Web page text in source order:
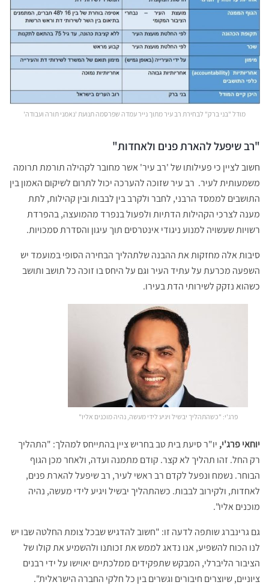
מודל "בני ברק" לבחירת רב עיר מתוך נייר עמדה שפרסמה תנועת 'נאמני תורה ועבודה'
"רב שיפעל להארת פנים ולאחדות"
חשוב לציין כי פעילותו של 'רב עיר' אשר מחובר לקהילה תורמת תרומה
משמעותית לעיר. רב עיר שזוכה להערכה יכול לתרום לשיקום האמון בין
התושבים לממסד הרבני, לחבר ולקרב בין לבבות ובין קהילות, לתת
מענה לצרכי הקהילות הדתיות ולפעול בנפרד מהמועצה, בהפרדת
רשויות שעשויה למנוע ניגודי אינטרסים תוך עיגון והסדרת סמכויות.
סיבות אלה מחזקות את ההבנה שלתהליך הבחירה הסופי במועמד יש
השפעה מכרעת על עתיד העיר וגם על היחס בו זוכה כל תושב ותושב
כשהוא נזקק לשירותי הדת בעירו.
פרג'י: "כשהתהליך יבשיל ויגיע לידי מעשה, נהיה מוכנים אליו"
יוחאי פרג'י, יו"ר סיעת בית טב בחריש ציין בהתייחס למהלך: "התהליך
רק החל. זהו תהליך לא קצר. קודם מתמנה ועדה, ולאחר מכן הגוף
הבוחר. נשמח ונפעל לקדם רב ראשי לעיר, רב שיפעל להארת פנים,
לאחדות, ולקירוב לבבות. כשהתהליך יבשיל ויגיע לידי מעשה, נהיה
מוכנים אליו".
גם גרינברג שותפה לדעה זו: "חשוב להדגיש שבכל צומת החלטה שבו יש
לנו הכוח להשפיע, אנו נדאג לממש את זכותנו ולהשמיע את קולו של
הציבור הליברלי, המבקש שתפקידים ממלכתיים יאוישו על ידי רבנים
ציוניים, שיוצרים חיבורים וגשרים בין כל חלקי החברה הישראלית".